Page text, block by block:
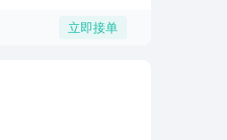
立即接单